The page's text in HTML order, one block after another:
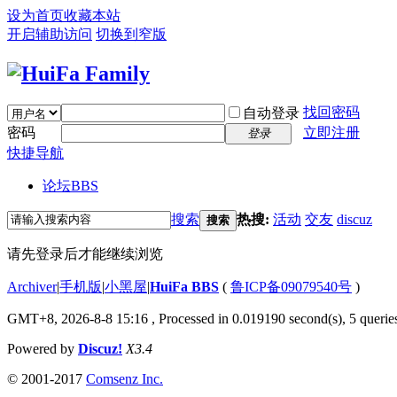
设为首页收藏本站
开启辅助访问 切换到窄版
自动登录 找回密码
密码
登录
立即注册
快捷导航
论坛BBS
搜索 搜索 热搜: 活动 交友 discuz
请先登录后才能继续浏览
Archiver|手机版|小黑屋|HuiFa BBS ( 鲁ICP备09079540号 )
GMT+8, 2026-8-8 15:16 , Processed in 0.019190 second(s), 5
Powered by Discuz! X3.4
© 2001-2017 Comsenz Inc.